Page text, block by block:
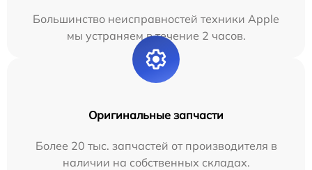
Большинство неисправностей техники Apple
мы устраняем в течение 2 часов.
Оригинальные запчасти
Более 20 тыс. запчастей от производителя в
наличии на собственных складах.